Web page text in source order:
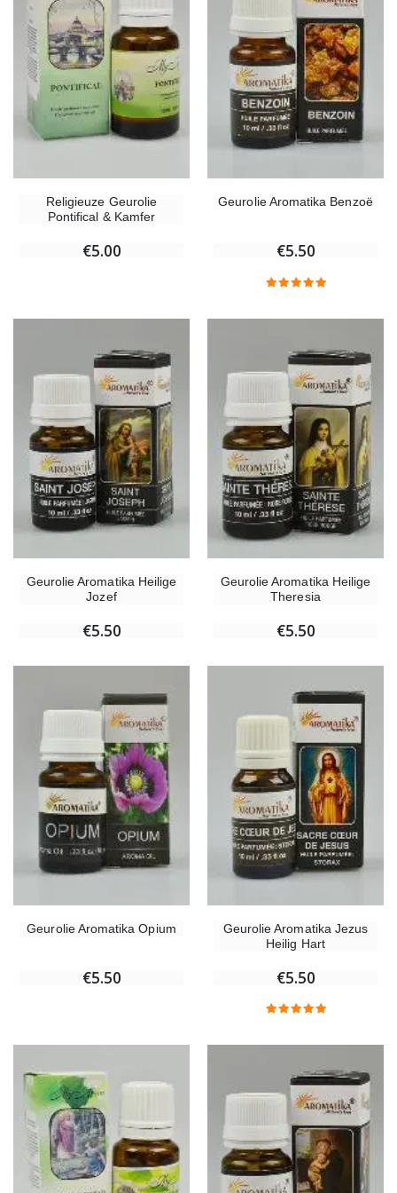
Religieuze Geurolie
Pontifical & Kamfer
€5.00
Geurolie Aromatika Benzoë
€5.50
Geurolie Aromatika Heilige
Jozef
€5.50
Geurolie Aromatika Heilige
Theresia
€5.50
Geurolie Aromatika Opium
€5.50
Geurolie Aromatika Jezus
Heilig Hart
€5.50